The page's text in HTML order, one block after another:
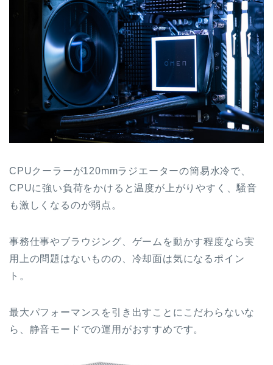
CPUクーラーが120mmラジエーターの簡易水冷で、
CPUに強い負荷をかけると温度が上がりやすく、騒音
も激しくなるのが弱点。
事務仕事やブラウジング、ゲームを動かす程度なら実
用上の問題はないものの、冷却面は気になるポイン
ト。
最大パフォーマンスを引き出すことにこだわらないな
ら、静音モードでの運用がおすすめです。